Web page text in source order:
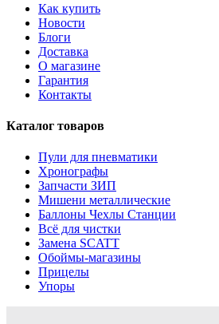
Как купить
Новости
Блоги
Доставка
О магазине
Гарантия
Контакты
Каталог товаров
Пули для пневматики
Хронографы
Запчасти ЗИП
Мишени металлические
Баллоны Чехлы Станции
Всё для чистки
Замена SCATT
Обоймы-магазины
Прицелы
Упоры